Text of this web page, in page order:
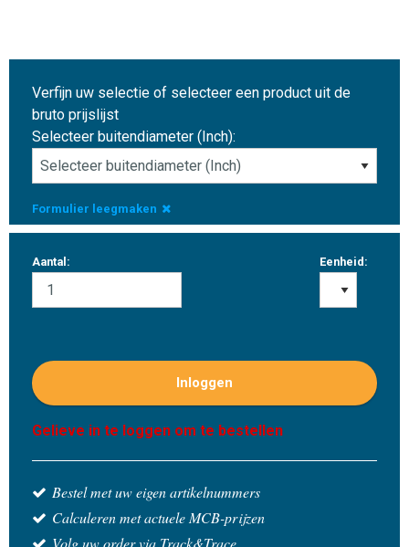
Verfijn uw selectie of selecteer een product uit de
bruto prijslijst
Selecteer buitendiameter (Inch):
Formulier leegmaken
Aantal: Eenheid:
Inloggen
Gelieve in te loggen om te bestellen
Bestel met uw eigen artikelnummers
Calculeren met actuele MCB-prijzen